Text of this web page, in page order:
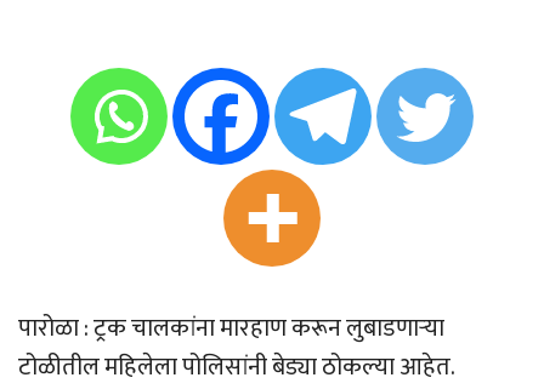
पारोळा : ट्रक चालकांना मारहाण करून लुबाडणार्‍या
टोळीतील महिलेला पोलिसांनी बेड्या ठोकल्या आहेत.